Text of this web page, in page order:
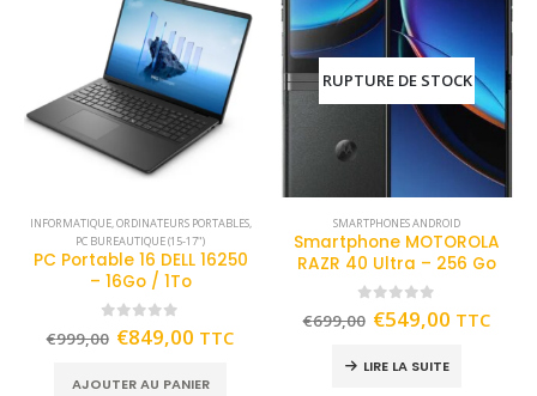
INFORMATIQUE,ORDINATEURS PORTABLES,
PC BUREAUTIQUE (15-17")
PC Portable 16 DELL 16250
– 16Go / 1To
out of 5
€999,00 €849,00 TTC
AJOUTER AU PANIER
RUPTURE DE STOCK
SMARTPHONES ANDROID
Smartphone MOTOROLA
RAZR 40 Ultra – 256 Go
out of 5
€699,00 €549,00 TTC
LIRE LA SUITE